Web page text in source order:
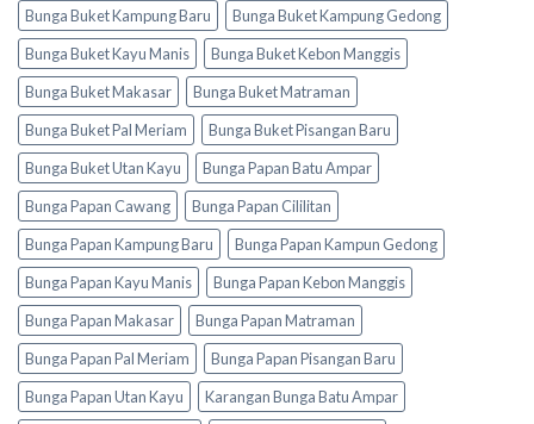
Bunga Buket Kampung Baru
Bunga Buket Kampung Gedong
Bunga Buket Kayu Manis
Bunga Buket Kebon Manggis
Bunga Buket Makasar
Bunga Buket Matraman
Bunga Buket Pal Meriam
Bunga Buket Pisangan Baru
Bunga Buket Utan Kayu
Bunga Papan Batu Ampar
Bunga Papan Cawang
Bunga Papan Cililitan
Bunga Papan Kampung Baru
Bunga Papan Kampun Gedong
Bunga Papan Kayu Manis
Bunga Papan Kebon Manggis
Bunga Papan Makasar
Bunga Papan Matraman
Bunga Papan Pal Meriam
Bunga Papan Pisangan Baru
Bunga Papan Utan Kayu
Karangan Bunga Batu Ampar